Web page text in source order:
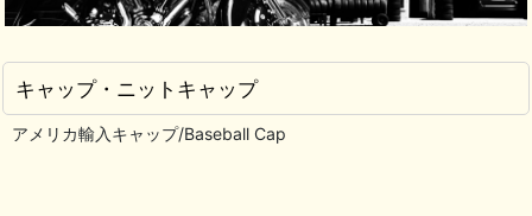
キャップ・ニットキャップ
アメリカ輸入キャップ/Baseball Cap